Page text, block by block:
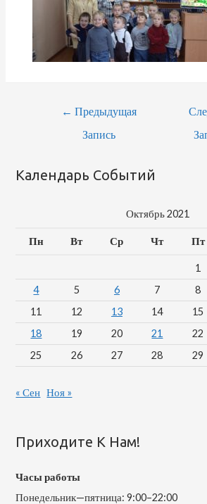
Навигация
← Предыдущая
Запись
Календарь Событий
Октябрь 2021
Пн Вт Ср Чт Пт
1
4
5 6 7 8
11
12 13 14 15
18
19 20 21 22
25
26 27 28 29
« Сен Ноя »
Приходите К Нам!
Часы работы
Понедельник—пятница: 9:00–22:00